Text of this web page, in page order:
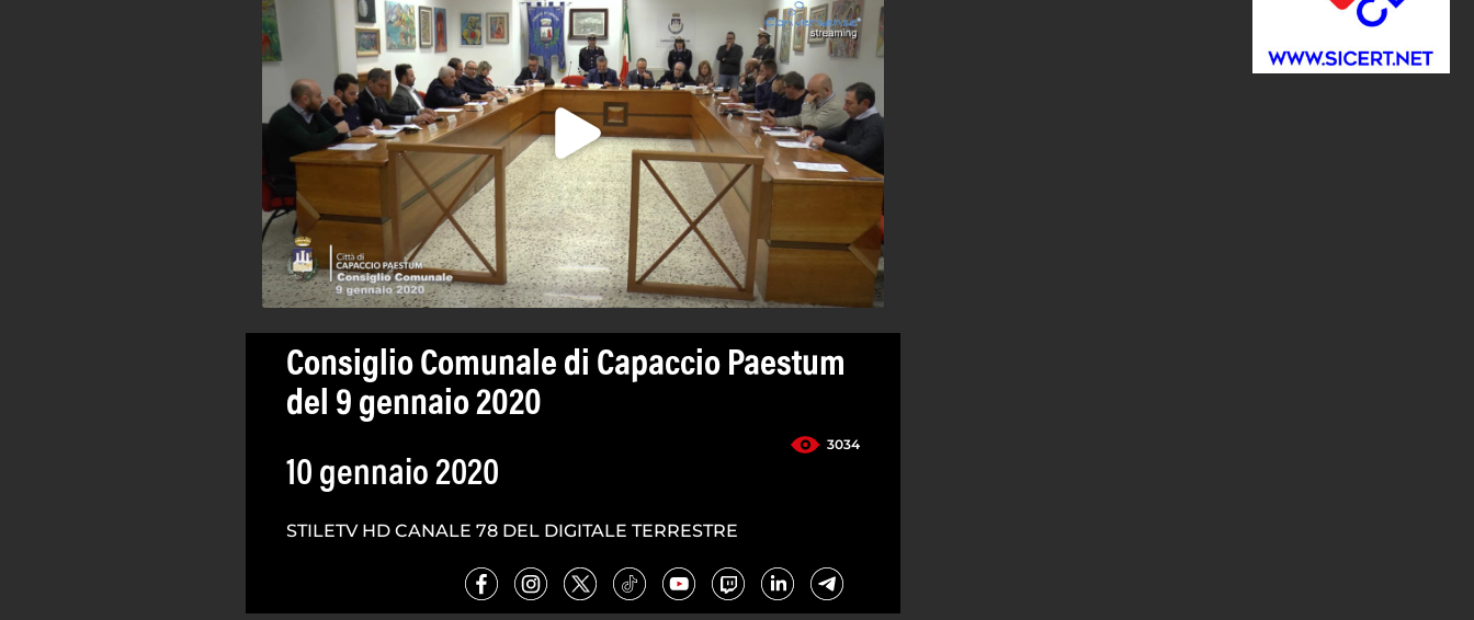
Consiglio Comunale di Capaccio Paestum
del 9 gennaio 2020
3034
10 gennaio 2020
STILETV HD CANALE 78 DEL DIGITALE TERRESTRE